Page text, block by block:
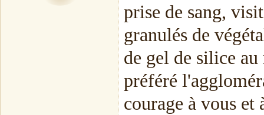
prise de sang,
granulés de
de gel de silice
préféré
courage à vous et